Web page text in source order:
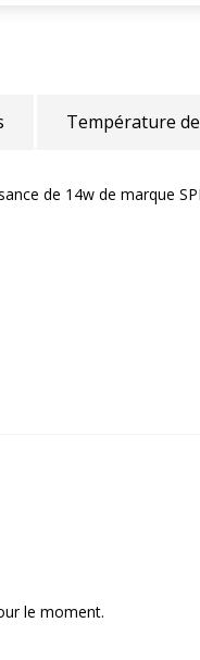
Température
de 14w de marque
le moment.